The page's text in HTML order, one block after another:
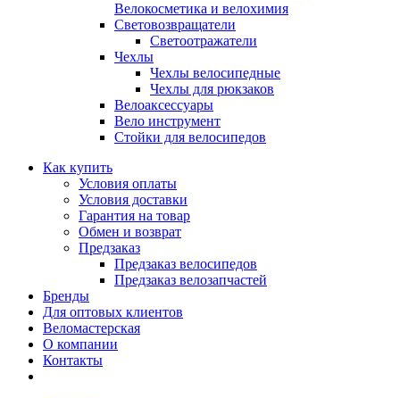
Велокосметика и велохимия
Световозвращатели
Светоотражатели
Чехлы
Чехлы велосипедные
Чехлы для рюкзаков
Велоаксессуары
Вело инструмент
Стойки для велосипедов
Как купить
Условия оплаты
Условия доставки
Гарантия на товар
Обмен и возврат
Предзаказ
Предзаказ велосипедов
Предзаказ велозапчастей
Бренды
Для оптовых клиентов
Веломастерская
О компании
Контакты